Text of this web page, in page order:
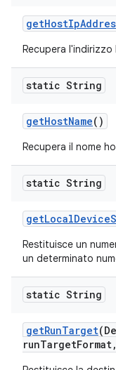
getHostIp
Recupera l'indirizzo
static String
getHostName()
Recupera il nome
static String
getLocalDevice
Restituisce un
un determinato
static String
getRunTarget
runTargetFormat,